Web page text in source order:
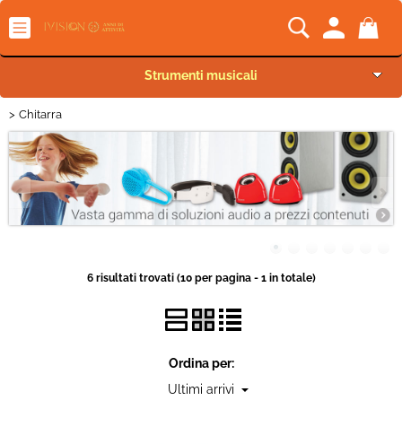
Categoria:
Marca
Audio Pro e Lighting
Audio home e HiFi
Informatica e gaming
Strumenti musicali
Chitarra
6 risultati trovati (10 per pagina - 1 in totale)
Ordina per: